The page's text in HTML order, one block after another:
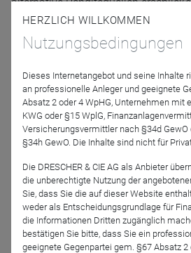
Referenten
Philipp Busler
Taunus Trust AG
Dr. Thomas
Taunus Trust AG
Moderation
HERZLICH WILLKOMMEN
Nutzungsbedingungen
Dieses Internetangebot und seine Inhalte
an professionelle Anleger und geeignete
Absatz 2 oder 4 WpHG, Unternehmen mit
KWG oder §15 WplG,
Versicherungsvermittler nach §34d GewO
§34h GewO. Die Inhalte sind nicht für
Die DRESCHER & CIE AG als Anbieter
die unberechtigte Nutzung der
Sie, dass Sie die auf dieser Website
weder als Entscheidungsgrundlage für
die Informationen Dritten zugänglich
bestätigen Sie bitte, dass Sie ein
geeignete Gegenpartei gem. §67 Absatz 2